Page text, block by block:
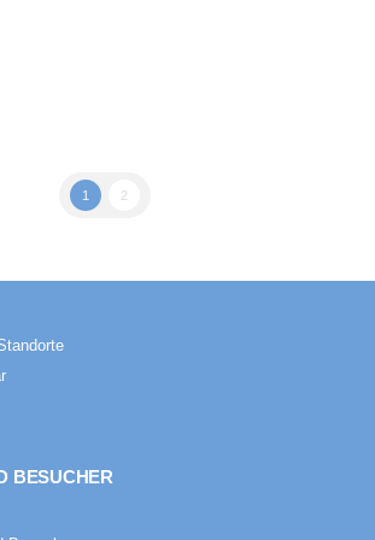
1 2
BESUCHER